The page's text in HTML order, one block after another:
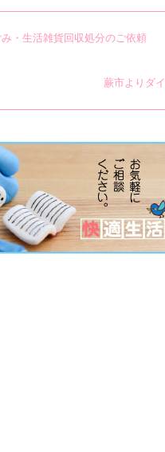
・生活雑貨回収処分のご依頼
蕨市よりダ